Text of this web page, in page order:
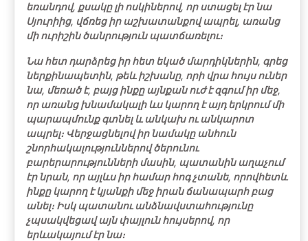
եռանդով, քսակը լի ոսկիներով, որ ստացել էր նա
Սյուրիից, վճռեց իր աշխատանքով ապրել, առանց
մի ուրիշին ծանրություն պատճառելու։
Նա հետ դարձրեց իր հետ եկած մարդիկներին, գրեց
ներքինապետին, թեև իշխանը, որի վրա հույս ուներ
նա, մեռած է, բայց ինքը այնքան ուժ է զգում իր մեջ,
որ առանց խնամակալի ևս կարող է այդ երկրում մի
պարապմունք գտնել և անկախ ու անկարոտ
ապրել։ Վերջացնելով իր նամակը անհուն
շնորհակալություններով ծերունու
բարերարությունների մասին, պատանին աղաչում
էր նրան, որ այլևս իր համար հոգ չտանե, որովհետև
ինքը կարող է կյանքի մեջ իրան ճանապարհ բաց
անել։ Իսկ պատանու անձնավստահությունը
չպսակվեցավ այն փայլուն հույսերով, որ
երևակայում էր նա։